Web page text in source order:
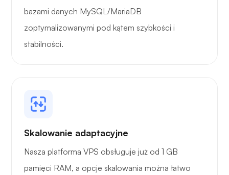
bazami danych MySQL/MariaDB
zoptymalizowanymi pod kątem szybkości i
stabilności.
Skalowanie adaptacyjne
Nasza platforma VPS obsługuje już od 1 GB
pamięci RAM, a opcje skalowania można łatwo